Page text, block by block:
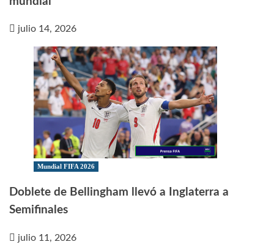
julio 14, 2026
Mundial FIFA 2026
Doblete de Bellingham llevó a Inglaterra a
Semifinales
julio 11, 2026